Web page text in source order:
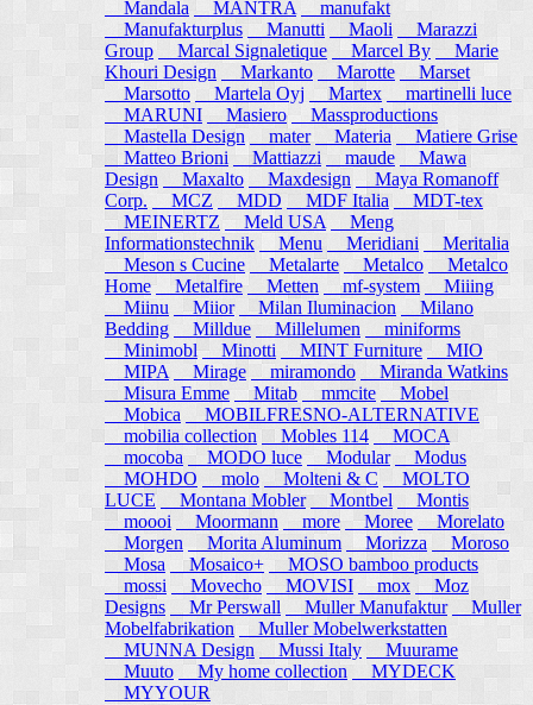
Mandala
MANTRA
manufakt
Manufakturplus
Manutti Maoli
Marazzi
Group
Marcal Signaletique Marcel By
Marie
Khouri Design
Markanto Marotte
Marset
Marsotto
Martela Oyj Martex
martinelli luce
MARUNI
Masiero
Massproductions
Mastella Design
mater Materia
Matiere Grise
Matteo Brioni
Mattiazzi maude
Mawa
Design
Maxalto Maxdesign
Maya Romanoff
Corp.
MCZ MDD MDF Italia
MDT-tex
MEINERTZ
Meld USA
Meng
Informationstechnik
Menu Meridiani
Meritalia
Meson s Cucine
Metalarte Metalco
Metalco
Home Metalfire Metten mf-system
Miiing
Miinu
Miior Milan Iluminacion
Milano
Bedding
Milldue Millelumen
miniforms
Minimobl Minotti MINT Furniture
MIO
MIPA
Mirage miramondo
Miranda Watkins
Misura Emme
Mitab mmcite
Mobel
Mobica
MOBILFRESNO-ALTERNATIVE
mobilia collection
Mobles 114
MOCA
mocoba
MODO luce Modular
Modus
MOHDO
molo Molteni & C
MOLTO
LUCE
Montana Mobler Montbel
Montis
moooi
Moormann more Moree
Morelato
Morgen
Morita Aluminum Morizza
Moroso
Mosa
Mosaico+
MOSO bamboo products
mossi
Movecho MOVISI mox
Moz
Designs
Mr Perswall Muller Manufaktur
Muller
Mobelfabrikation
Muller Mobelwerkstatten
MUNNA Design
Mussi Italy
Muurame
Muuto My home collection
MYDECK
MYYOUR